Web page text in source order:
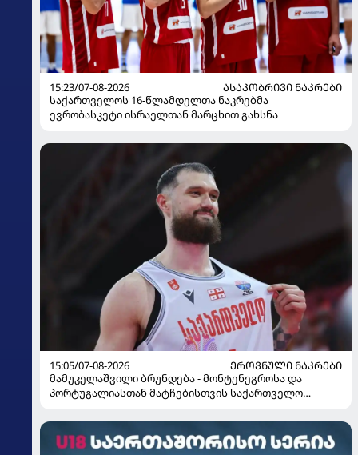
15:23/07-08-2026
ᲐᲡᲐᲙᲝᲑᲠᲘᲕᲘ ᲜᲐᲙᲠᲔᲑᲘ
საქართველოს 16-წლამდელთა ნაკრებმა
ევრობასკეტი ისრაელთან მარცხით გახსნა
15:05/07-08-2026
ᲔᲠᲝᲕᲜᲣᲚᲘ ᲜᲐᲙᲠᲔᲑᲘ
მამუკელაშვილი ბრუნდება - მონტენეგროსა და
პორტუგალიასთან მატჩებისთვის საქართველო